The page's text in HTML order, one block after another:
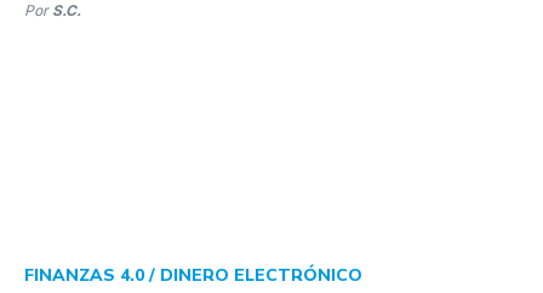
Por S.C.
FINANZAS 4.0 / DINERO ELECTRÓNICO